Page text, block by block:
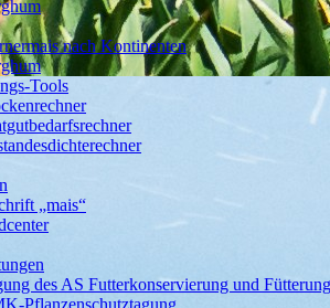
nach Kontinenten
Tools
„mais“
des AS Futterkonservierung und Fütterung
Pflanzenschutztagung